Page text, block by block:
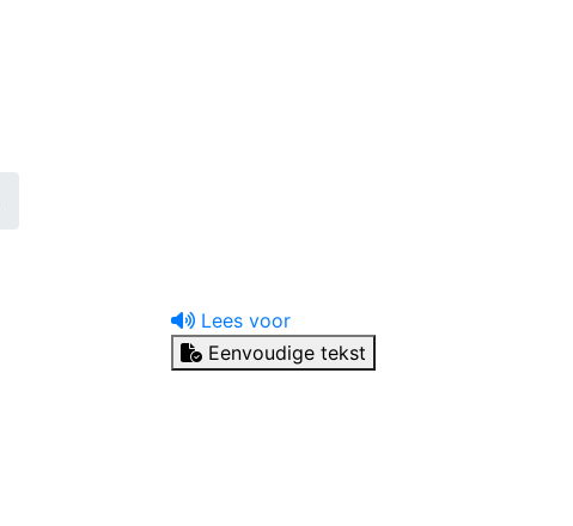
Lees voor
Eenvoudige tekst